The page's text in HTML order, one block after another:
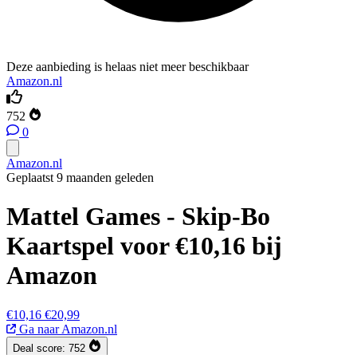
Deze aanbieding is helaas niet meer beschikbaar
Amazon.nl
752
0
Amazon.nl
Geplaatst 9 maanden geleden
Mattel Games - Skip-Bo
Kaartspel voor €10,16 bij
Amazon
€10,16 €20,99
Ga naar Amazon.nl
Deal score: 752